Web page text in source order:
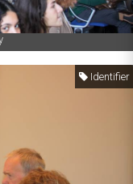
Identifier